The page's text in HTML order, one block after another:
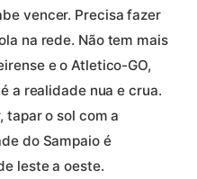
vencer. Precisa fazer
na rede. Não tem mais
e o Atletico-GO,
a realidade nua e crua.
tapar o sol com a
do Sampaio é
leste a oeste.